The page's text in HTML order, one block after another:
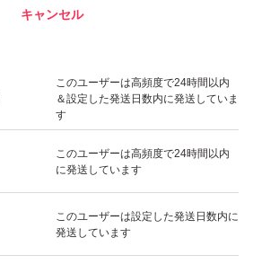
このユーザーは高頻度で24時間以内
＆設定した発送日数内に発送していま
す
このユーザーは高頻度で24時間以内
に発送しています
このユーザーは設定した発送日数内に
発送しています
キャンセル
いいね！
3,950